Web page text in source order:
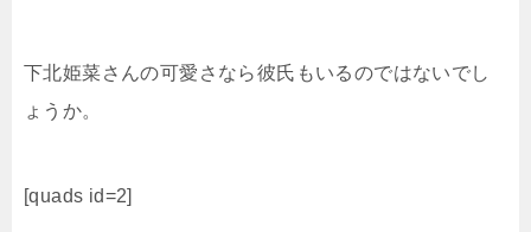
下北姫菜さんの可愛さなら彼氏もいるのではないでし
ょうか。
[quads id=2]